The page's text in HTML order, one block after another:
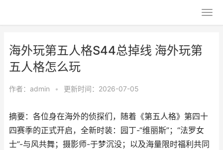
海外玩第五人格S44总掉线 海外玩第
五人格怎么玩
作者： admin • 更新时间：2026-07-05
摘要：各位身在海外的侦探们，随着《第五人格》第四十
四赛季的正式开启，全新时装：园丁-“维丽斯”；“法罗女
士”-与风共舞；摄影师-于梦沉没；以及海量限时福利共同